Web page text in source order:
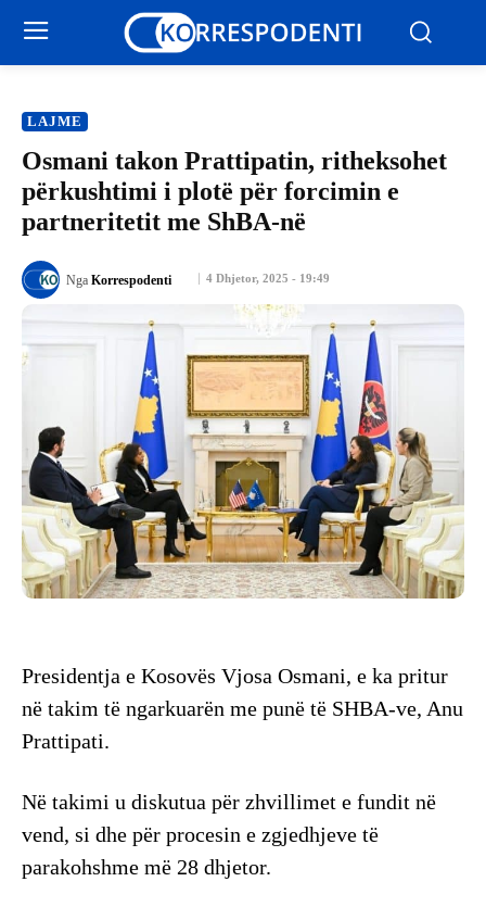
LAJME
Osmani takon Prattipatin, ritheksohet
përkushtimi i plotë për forcimin e
partneritetit me ShBA-në
4 Dhjetor, 2025 - 19:49
Nga Korrespodenti
Presidentja e Kosovës Vjosa Osmani, e ka pritur
në takim të ngarkuarën me punë të SHBA-ve, Anu
Prattipati.
Në takimi u diskutua për zhvillimet e fundit në
vend, si dhe për procesin e zgjedhjeve të
parakohshme më 28 dhjetor.